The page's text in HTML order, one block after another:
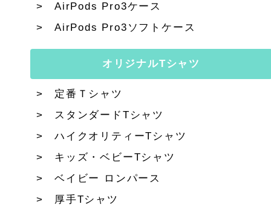
AirPods Pro3ケース
AirPods Pro3ソフトケース
オリジナルTシャツ
定番Ｔシャツ
スタンダードTシャツ
ハイクオリティーTシャツ
キッズ・ベビーTシャツ
ベイビー ロンパース
厚手Tシャツ